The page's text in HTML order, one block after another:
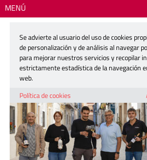
MENÚ
xalo-1200
25 febrero, 2026
Se advierte al usuario del uso de cookies
de personalización y de análisis al navegar
para mejorar nuestros servicios y recopilar
estrictamente estadística de la navegación
web.
Política de cookies